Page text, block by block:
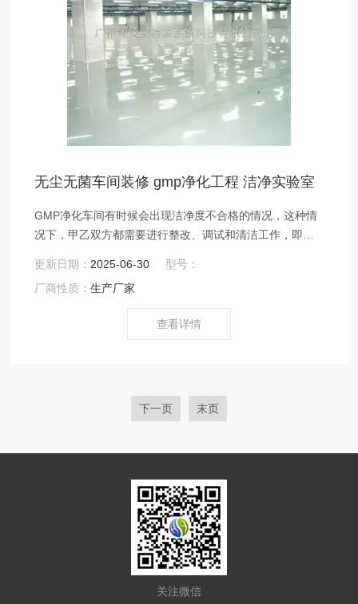
无尘无菌车间装修 gmp净化工程 洁净实验室
GMP净化车间有时候会出现洁净度不合格的情况，这种情
况下，甲乙双方都需要进行整改、调试和清洁工作，即使
物力，所以我们在GMP洁净车间工程设计的时候就可以发
展洁净度不合格的原因并且加以防护政治。无尘无菌车间
更新日期： 2025-06-30
型号：
厂商性质：生产厂家
查看详情
下一页 末页
关注微信